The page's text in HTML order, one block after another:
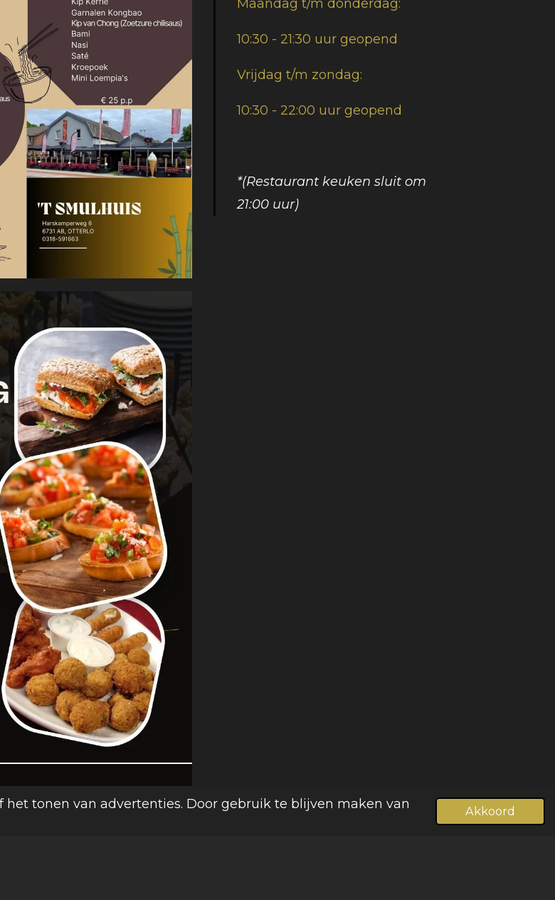
tonen van advertenties. Door gebruik te blijven maken van
Akkoord
Maandag t/m donderdag:
10:30 - 21:30 uur geopend
Vrijdag t/m zondag:
10:30 - 22:00 uur geopend
*(Restaurant keuken sluit om
21:00 uur)